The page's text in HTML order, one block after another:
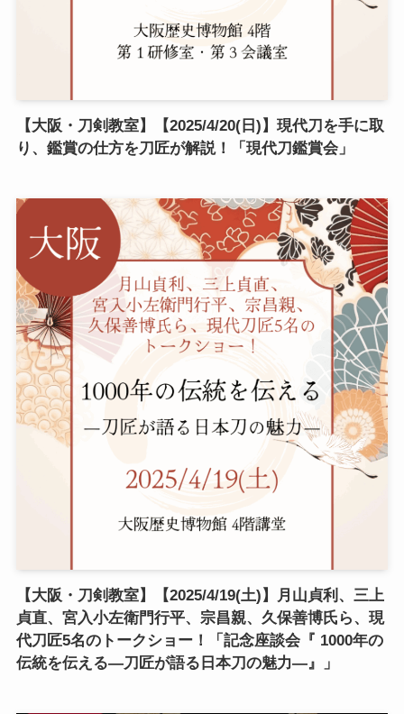
【大阪・刀剣教室】【2025/4/20(日)】現代刀を手に取
り、鑑賞の仕方を刀匠が解説！「現代刀鑑賞会」
【大阪・刀剣教室】【2025/4/19(土)】月山貞利、三上
貞直、宮入小左衛門行平、宗昌親、久保善博氏ら、現
代刀匠5名のトークショー！「記念座談会『 1000年の
伝統を伝える―刀匠が語る日本刀の魅力―』」